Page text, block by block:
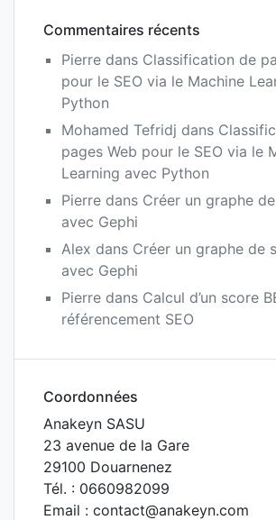
Commentaires récents
Pierre dans Classification de
pour le SEO via le Machine
Python
Mohamed Tefridj dans
pages Web pour le SEO via le
Learning avec Python
Pierre dans Créer un graphe
avec Gephi
Alex dans Créer un graphe de
avec Gephi
Pierre dans Calcul d’un score
référencement SEO
Coordonnées
Anakeyn SASU
23 avenue de la Gare
29100 Douarnenez
Tél. : 0660982099
Email : contact@anakeyn.com